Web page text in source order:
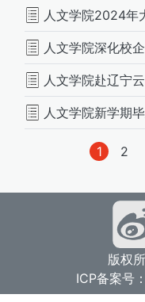
1 2
版权
ICP备案号